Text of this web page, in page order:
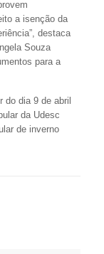
a isenção da
destaca
Souza
para a
do dia 9 de abril
da Udesc
de inverno